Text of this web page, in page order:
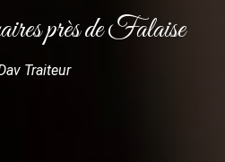
près de Falaise
Traiteur